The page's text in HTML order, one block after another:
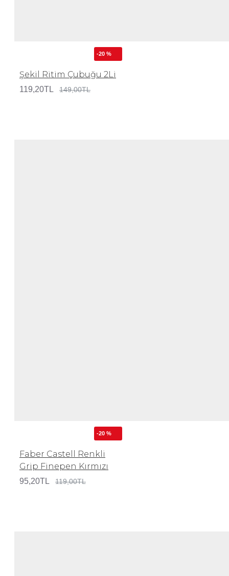
-20 %
Şekil Ritim Çubuğu 2Li
119,20TL 149,00TL
-20 %
Faber Castell Renkli
Grip Finepen Kırmızı
95,20TL 119,00TL